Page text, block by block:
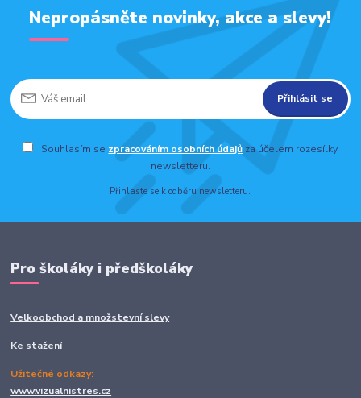
Nepropásněte novinky, akce a slevy!
Přihlásit se
Souhlasím se zpracováním osobních údajů za účelem rozesílky
newsletteru.
Přihlaste se k odběru newsletteru.
Pro školáky i předškoláky
Velkoobchod a množstevní slevy
Ke stažení
Užitečné odkazy:
www.vizualnistres.cz